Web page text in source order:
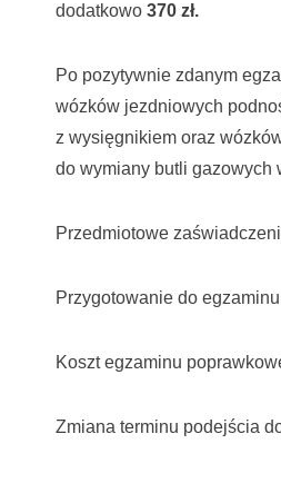
dodatkowo 370 zł.
Po pozytywnie zdanym
wózków jezdniowych
z wysięgnikiem oraz
do wymiany butli gazowych
Przedmiotowe
Przygotowanie do
Koszt egzaminu
Zmiana terminu podejścia